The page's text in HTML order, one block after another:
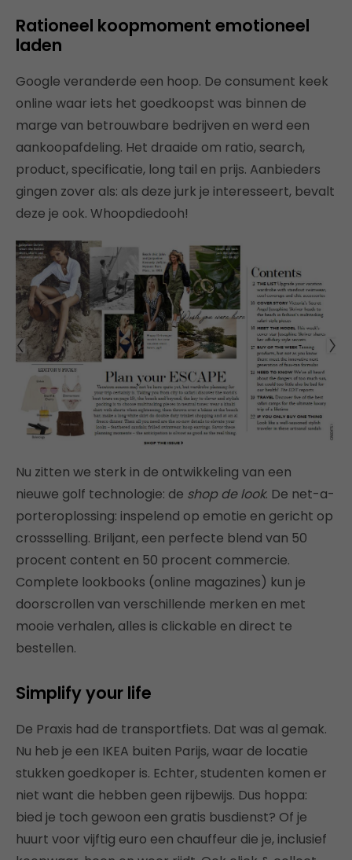
Rationeel koopmoment emotioneel
laden
Google veranderde een hoop. De consument keek
online waar iets het goedkoopst was binnen de
marge van betrouwbare bedrijven en werd een
aankoopafdeling. Het draaide om ratio, search,
product, specificatie, long tail en prijs. Aanbieders
gingen zover als: als deze jurk je interesseert, bevalt
deze je ook. Whoopdiedooh!
Nu zitten we sterk in de ontwikkeling van een
nieuwe golf technologie: de shop de look. De net-a-
porteroplossing: inspelend op emotie en gericht op
crossselling. Briljant, een perfecte blend van 50
procent content en 50 procent commercie.
Complete lookbooks (online magazines) kun je
doorscrollen van verschillende merken en met
mooie verhalen, alles is clickable en direct te
bestellen.
Simplify your life
De Praxis had de transportfiets. Dat was al gemak.
Nu heb je een IKEA buiten Parijs, waar de locatie
stukken goedkoper is. Echter, studenten komen er
niet want die hebben geen rijbewijs. Dus hoppa:
bied je toch gewoon een gratis busdienst? Of je
huurt voor vijftig euro een chauffeur die je, inclusief